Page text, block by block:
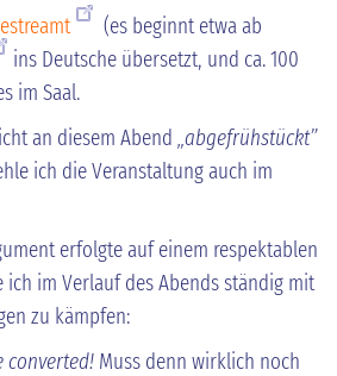
(es beginnt etwa ab
ins Deutsche übersetzt, und ca. 100
im Saal.
an diesem Abend „abgefrühstückt”
ich die Veranstaltung auch im
erfolgte auf einem respektablen
ich im Verlauf des Abends ständig mit
zu kämpfen:
converted! Muss denn wirklich noch